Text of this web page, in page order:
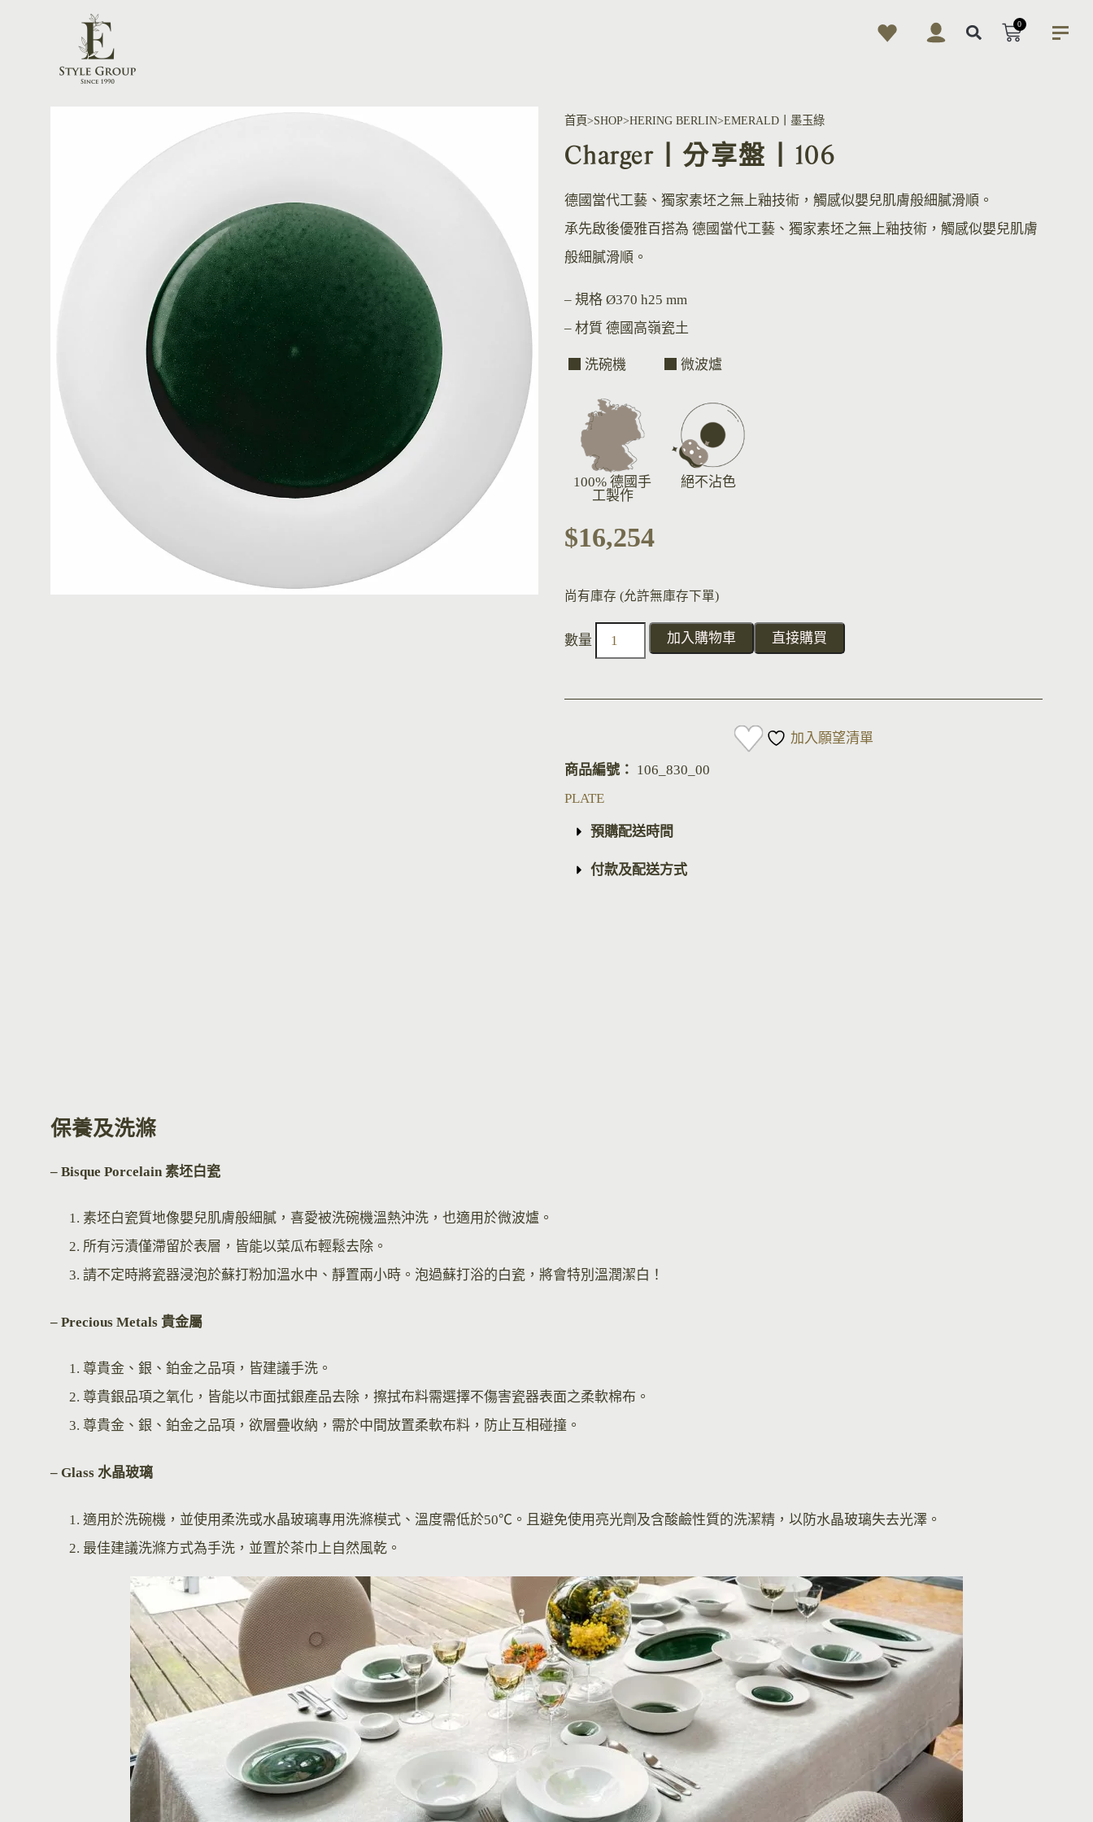
0
首頁 SHOP HERING BERLIN EMERALD丨墨玉綠
Charger丨分享盤丨106
德國當代工藝、獨家素坯之無上釉技術，觸感似嬰兒肌膚般細膩滑順。
承先啟後優雅百搭為 德國當代工藝、獨家素坯之無上釉技術，觸感似嬰兒肌膚
般細膩滑順。
– 規格 Ø370 h25 mm
– 材質 德國高嶺瓷土
洗碗機 微波爐
100% 德國手
工製作
絕不沾色
$16,254
尚有庫存 (允許無庫存下單)
加入購物車 直接購買
加入願望清單
商品編號： 106_830_00
PLATE
預購配送時間
付款及配送方式
保養及洗滌
– Bisque Porcelain 素坯白瓷
素坯白瓷質地像嬰兒肌膚般細膩，喜愛被洗碗機溫熱沖洗，也適用於微波爐。
所有污漬僅滯留於表層，皆能以菜瓜布輕鬆去除。
請不定時將瓷器浸泡於蘇打粉加溫水中、靜置兩小時。泡過蘇打浴的白瓷，將會特別溫潤潔白！
– Precious Metals 貴金屬
尊貴金、銀、鉑金之品項，皆建議手洗。
尊貴銀品項之氧化，皆能以市面拭銀產品去除，擦拭布料需選擇不傷害瓷器表面之柔軟棉布。
尊貴金、銀、鉑金之品項，欲層疊收納，需於中間放置柔軟布料，防止互相碰撞。
– Glass 水晶玻璃
適用於洗碗機，並使用柔洗或水晶玻璃專用洗滌模式、溫度需低於50℃。且避免使用亮光劑及含酸鹼性質的洗潔精，以防水晶玻璃失去光澤。
最佳建議洗滌方式為手洗，並置於茶巾上自然風乾。